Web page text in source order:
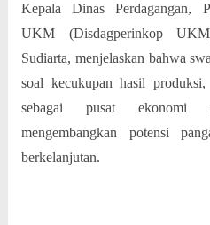
Kepala Dinas Perdagangan,
UKM (Disdagperinkop
Sudiarta, menjelaskan bahwa
soal kecukupan hasil
sebagai pusat ekonomi
mengembangkan potensi
berkelanjutan.